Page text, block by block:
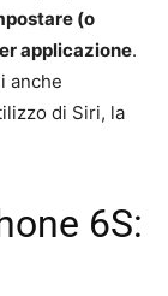
(o
applicazione.
anche
di Siri, la
6S: